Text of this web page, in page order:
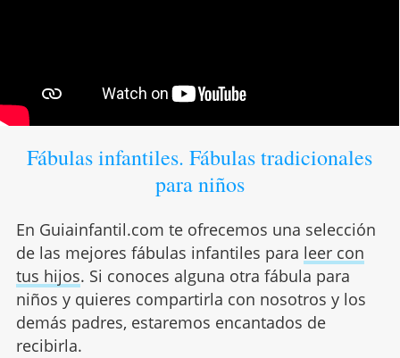
Fábulas infantiles. Fábulas tradicionales
para niños
En Guiainfantil.com te ofrecemos una selección
de las mejores fábulas infantiles para leer con
tus hijos. Si conoces alguna otra fábula para
niños y quieres compartirla con nosotros y los
demás padres, estaremos encantados de
recibirla.